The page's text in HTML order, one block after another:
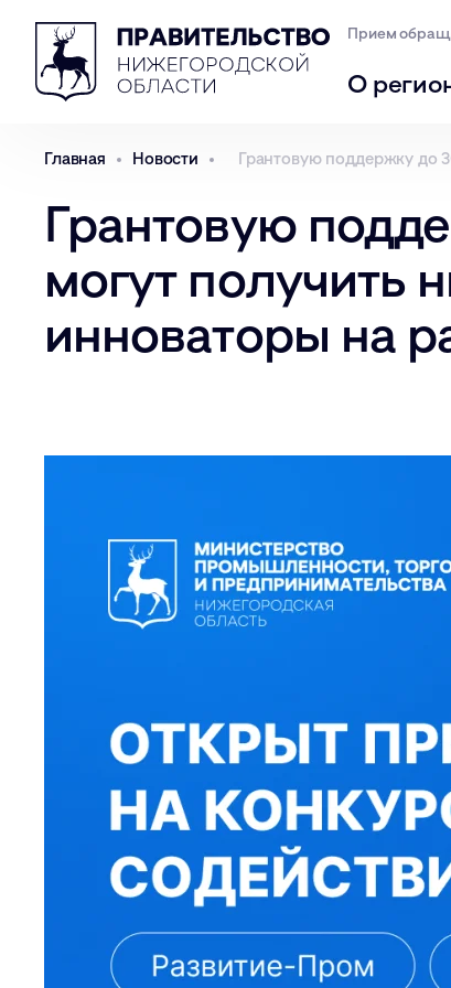
Прием
О
Главная Новости Грантовую поддержку до
Грантовую
могут получить
инноваторы на